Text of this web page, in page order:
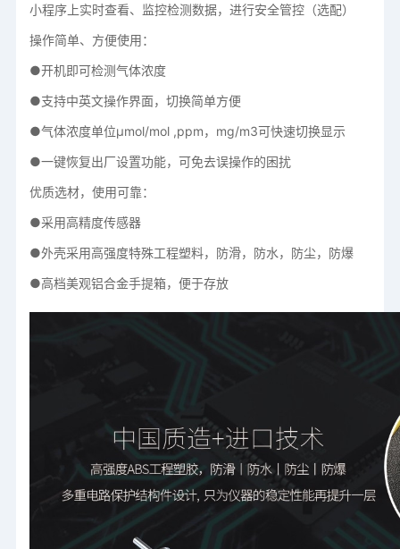
小程序上实时查看、监控检测数据，进行安全管控（选配）
操作简单、方便使用：
●开机即可检测气体浓度
●支持中英文操作界面，切换简单方便
●气体浓度单位μmol/mol ,ppm，mg/m3可快速切换显示
●一键恢复出厂设置功能，可免去误操作的困扰
优质选材，使用可靠：
●采用高精度传感器
●外壳采用高强度特殊工程塑料，防滑，防水，防尘，防爆
●高档美观铝合金手提箱，便于存放